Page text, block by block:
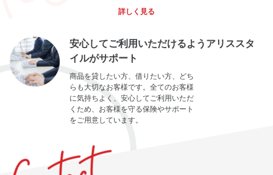
詳しく見る
安心してご利用いただけるようアリススタ
イルがサポート
商品を貸したい方、借りたい方、どち
らも大切なお客様です。全てのお客様
に気持ちよく、安心してご利用いただ
くため、お客様を守る保険やサポート
をご用意しています。